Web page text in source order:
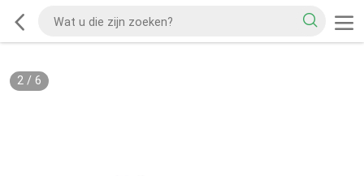
2/ 6